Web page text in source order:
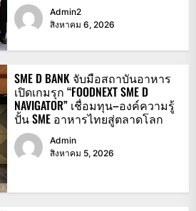
Admin2
สิงหาคม 6, 2026
SME D BANK จับมือสถาบันอาหาร
เปิดเกมรุก “FOODNEXT SME D
NAVIGATOR” เชื่อมทุน–องค์ความรู้
ปั้น SME อาหารไทยสู่ตลาดโลก
Admin
สิงหาคม 5, 2026